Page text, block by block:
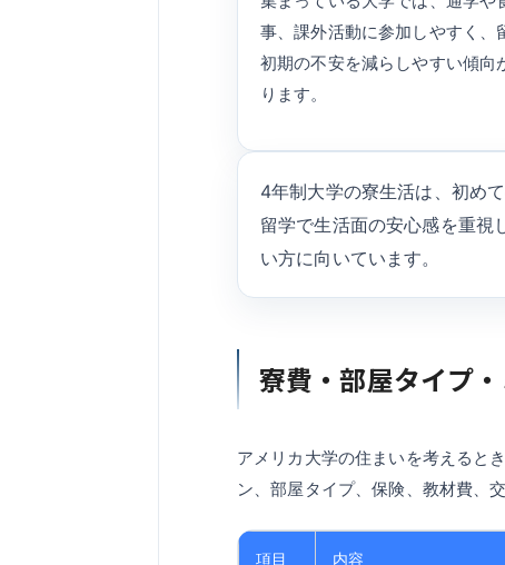
事、課外活動に参加しやすく、
初期の不安を減らしやすい傾向
ります。
4年制大学の寮生活は、初め
留学で生活面の安心感を重視
い方に向いています。
寮費・部屋タイプ
アメリカ大学の住まいを考えると
ン、部屋タイプ、保険、教材費、
項目 内容